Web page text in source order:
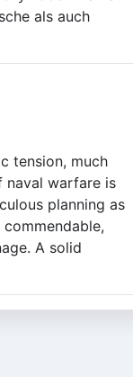
als auch
tension, much
naval warfare is
planning as
A solid